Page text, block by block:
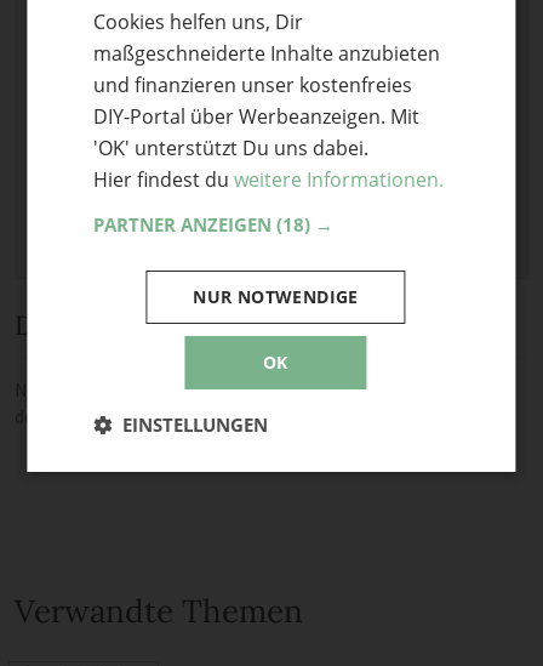
Optional: Foto teilen
Bild anhängen
Keine Datei ausgewählt
Bild
Diskussion
Noch keine Kommentare — sei die Erste oder der Erste und teile
deine Meinung.
Verwandte Themen
Cookies helfen uns, Dir
maßgeschneiderte Inhalte anzubieten
und finanzieren unser kostenfreies
DIY-Portal über Werbeanzeigen. Mit
'OK' unterstützt Du uns dabei.
Hier findest du weitere Informationen.
PARTNER ANZEIGEN (18) →
OK
NUR NOTWENDIGE
EINSTELLUNGEN